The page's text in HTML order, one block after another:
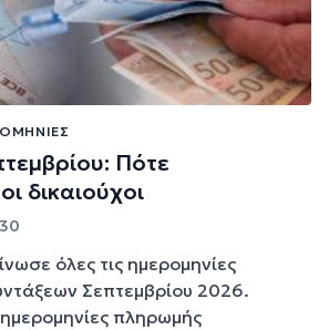
Πότε
δικαιούχοι
όλες τις ημερομηνίες
Σεπτεμβρίου 2026.
πληρωμής